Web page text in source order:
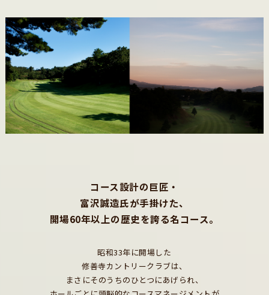
コース設計の巨匠・
富沢誠造氏が手掛けた、
開場60年以上の歴史を誇る名コース。
昭和33年に開場した
修善寺カントリークラブは、
まさにそのうちのひとつにあげられ、